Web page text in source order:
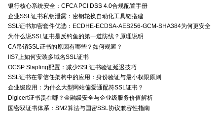
银行核心系统安全：CFCA PCI DSS 4.0合规配置手册
企业SSL证书私钥泄露：密钥轮换自动化工具链搭建
SSL证书加密套件优选：ECDHE-ECDSA-AES256-GCM-SHA384为何更安全
为什么说SSL证书是反钓鱼的第一道防线？原理说明
CA吊销SSL证书的原因有哪些？如何规避？
IIS7上如何安装多域名SSL证书
OCSP Stapling配置：减少SSL证书验证延迟技巧
SSL证书在零信任架构中的应用：身份验证与最小权限原则
企业级应用：为什么大型网站偏爱通配符SSL证书？
Digicert证书贵在哪？金融级安全与企业级服务价值解析
国密双证书体系：SM2算法与国密SSL协议兼容性指南